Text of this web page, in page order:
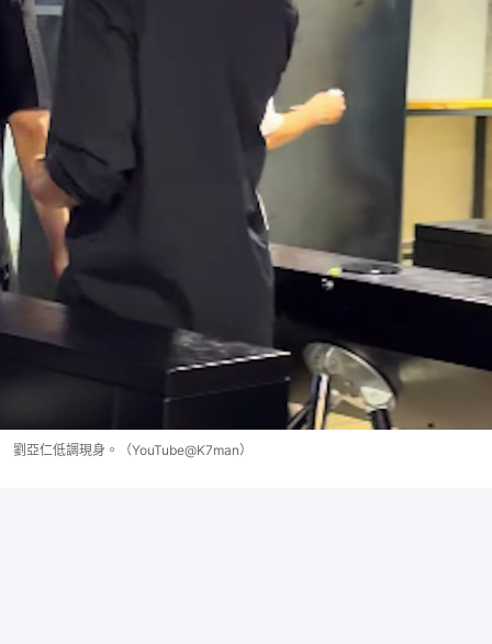
劉亞仁低調現身。（YouTube@K7man）